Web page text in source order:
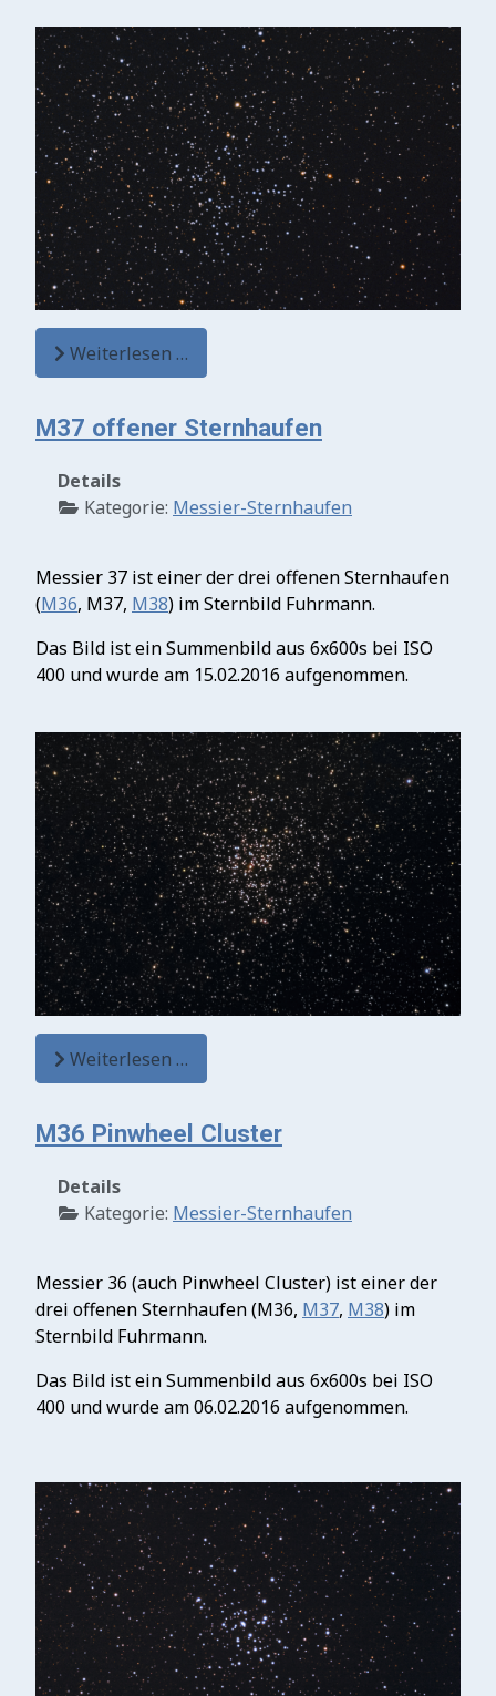
Weiterlesen …
M37 offener Sternhaufen
Details
Kategorie: Messier-Sternhaufen
Messier 37 ist einer der drei offenen Sternhaufen
(M36, M37, M38) im Sternbild Fuhrmann.
Das Bild ist ein Summenbild aus 6x600s bei ISO
400 und wurde am 15.02.2016 aufgenommen.
Weiterlesen …
M36 Pinwheel Cluster
Details
Kategorie: Messier-Sternhaufen
Messier 36 (auch Pinwheel Cluster) ist einer der
drei offenen Sternhaufen (M36, M37, M38) im
Sternbild Fuhrmann.
Das Bild ist ein Summenbild aus 6x600s bei ISO
400 und wurde am 06.02.2016 aufgenommen.